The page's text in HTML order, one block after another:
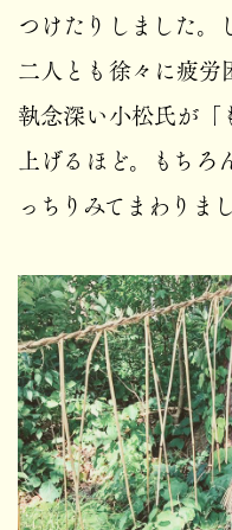
つけたりしました。
二人とも徐々に疲労
執念深い小松氏が「
上げるほど。もちろ
っちりみてまわりまし